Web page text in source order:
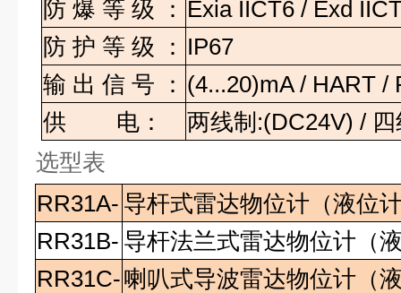
防 爆 等 级 ： Exia IICT6 / Exd
防 护 等 级 ： IP67
输 出 信 号 ： (4...20)mA / HART /
供
电： 两线制 :(DC24V) /
选型表
RR31A- 导杆式雷达物位计（液位
RR31B- 导杆法兰式雷达物位计（
RR31C-喇叭式导波雷达物位计（